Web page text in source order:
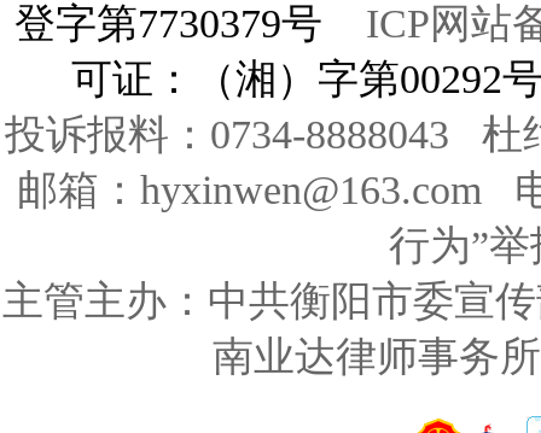
登字第7730379号 ICP网站
可证：（湘）字第00292
投诉报料：0734-8888043
邮箱：hyxinwen@163.com
行为”举
主管主办：中共衡阳市委宣
南业达律师事务